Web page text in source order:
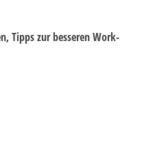
Tipps zur besseren Work-